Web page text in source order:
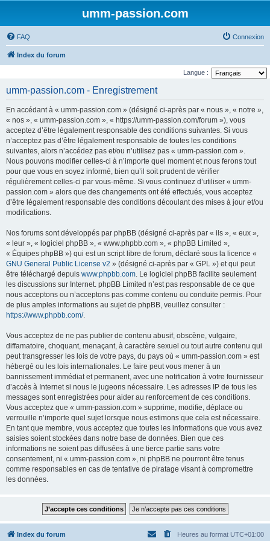
umm-passion.com
FAQ Connexion
Index du forum
Langue :
umm-passion.com - Enregistrement
En accédant à « umm-passion.com » (désigné ci-après par « nous », « notre »,
« nos », « umm-passion.com », « https://umm-passion.com/forum »), vous
acceptez d’être légalement responsable des conditions suivantes. Si vous
n’acceptez pas d’être légalement responsable de toutes les conditions
suivantes, alors n’accédez pas et/ou n’utilisez pas « umm-passion.com ».
Nous pouvons modifier celles-ci à n’importe quel moment et nous ferons tout
pour que vous en soyez informé, bien qu’il soit prudent de vérifier
régulièrement celles-ci par vous-même. Si vous continuez d’utiliser « umm-
passion.com » alors que des changements ont été effectués, vous acceptez
d’être légalement responsable des conditions découlant des mises à jour et/ou
modifications.
Nos forums sont développés par phpBB (désigné ci-après par « ils », « eux »,
« leur », « logiciel phpBB », « www.phpbb.com », « phpBB Limited »,
« Équipes phpBB ») qui est un script libre de forum, déclaré sous la licence «
GNU General Public License v2 » (désigné ci-après par « GPL ») et qui peut
être téléchargé depuis www.phpbb.com. Le logiciel phpBB facilite seulement
les discussions sur Internet. phpBB Limited n’est pas responsable de ce que
nous acceptons ou n’acceptons pas comme contenu ou conduite permis. Pour
de plus amples informations au sujet de phpBB, veuillez consulter :
https://www.phpbb.com/.
Vous acceptez de ne pas publier de contenu abusif, obscène, vulgaire,
diffamatoire, choquant, menaçant, à caractère sexuel ou tout autre contenu qui
peut transgresser les lois de votre pays, du pays où « umm-passion.com » est
hébergé ou les lois internationales. Le faire peut vous mener à un
bannissement immédiat et permanent, avec une notification à votre fournisseur
d’accès à Internet si nous le jugeons nécessaire. Les adresses IP de tous les
messages sont enregistrées pour aider au renforcement de ces conditions.
Vous acceptez que « umm-passion.com » supprime, modifie, déplace ou
verrouille n’importe quel sujet lorsque nous estimons que cela est nécessaire.
En tant que membre, vous acceptez que toutes les informations que vous avez
saisies soient stockées dans notre base de données. Bien que ces
informations ne soient pas diffusées à une tierce partie sans votre
consentement, ni « umm-passion.com », ni phpBB ne pourront être tenus
comme responsables en cas de tentative de piratage visant à compromettre
les données.
Index du forum Heures au format UTC+01:00